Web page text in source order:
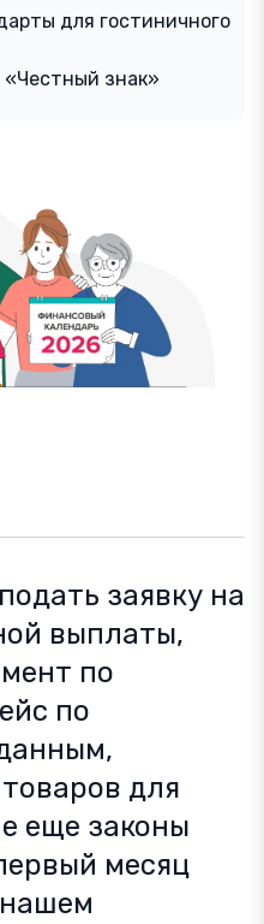
для гостиничного
знак»
заявку на
выплаты,
по
по
для
еще законы
месяц